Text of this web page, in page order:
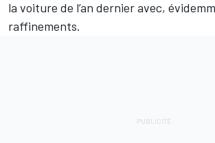
la voiture de l’an dernier avec,
raffinements.